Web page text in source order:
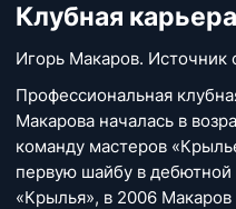
Клубная карьера
Игорь Макаров. Источник
Профессиональная
Макарова началась в
команду мастеров
первую шайбу в дебютной
«Крылья», в 2006 Макаров